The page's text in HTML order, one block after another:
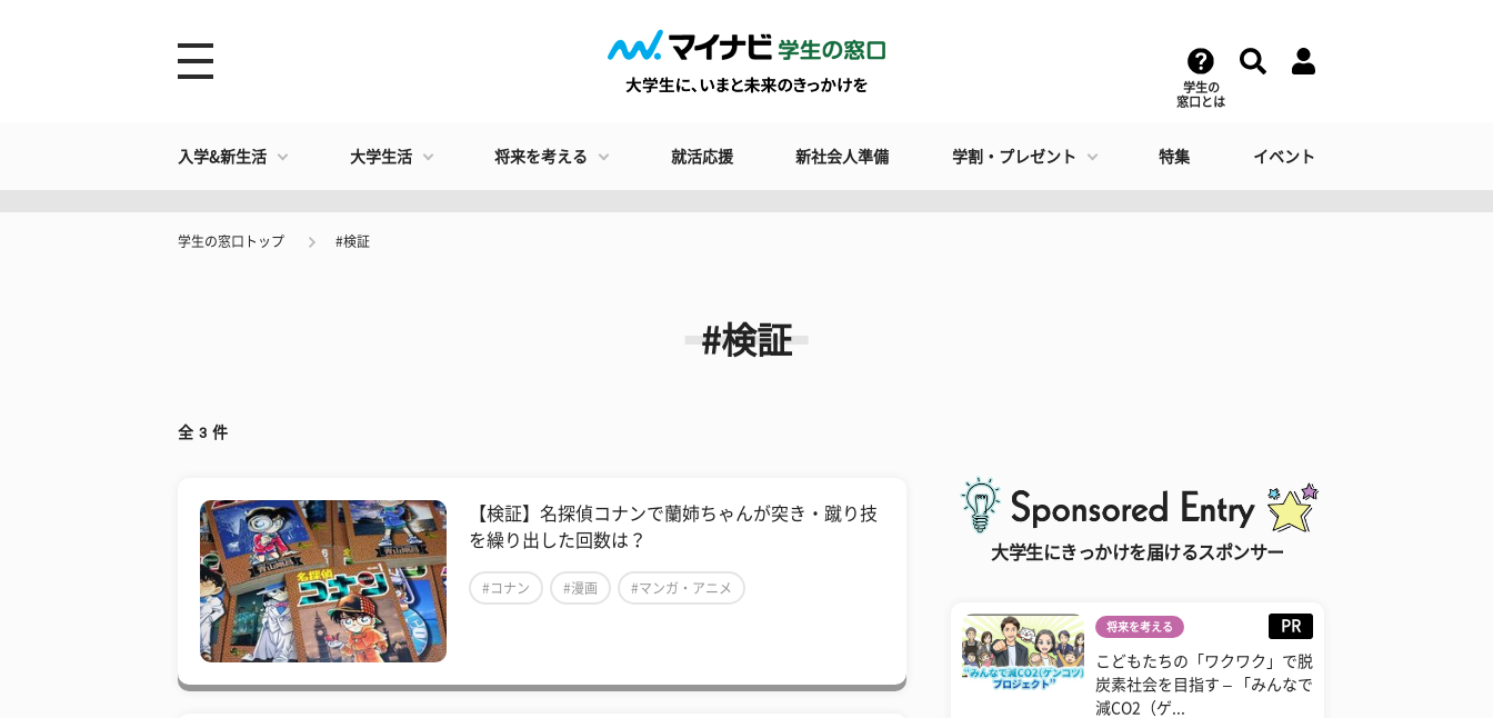
学生の
窓口とは
入学&新生活 大学生活 将来を考える 就活応援 新社会人準備 学割・プレゼント 特集 イベント
学生の窓口トップ #検証
#検証
全 3 件
【検証】名探偵コナンで蘭姉ちゃんが突き・蹴り技
を繰り出した回数は？
#コナン #漫画 #マンガ・アニメ
大学生にきっかけを届けるスポンサー
将来を考える PR
こどもたちの「ワクワク」で脱
炭素社会を目指す – 「みんなで
減CO2（ゲ...